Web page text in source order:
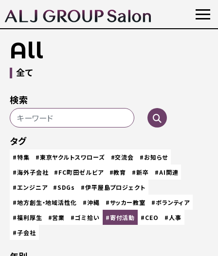
All
全て
検索
タグ
#特集 #東京ヤクルトスワローズ #交流会
#お知らせ
#海外子会社
#FC町田ゼルビア #教育 #新卒
#AI関連
#エンジニア
#SDGs
#伊平屋島プロジェクト
#地方創生・地域活性化
#沖縄 #サッカー教室
#ボランティア
#福利厚生
#営業 #ゴミ拾い #寄付活動 #CEO
#人事
#子会社